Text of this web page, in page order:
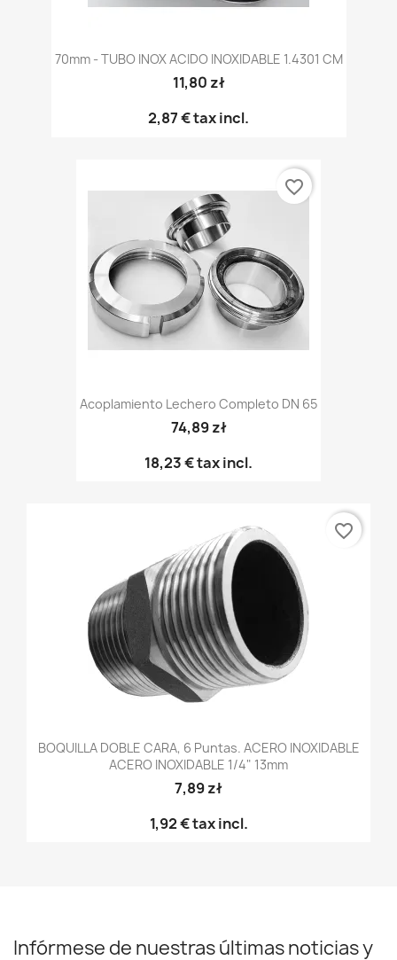
70mm - TUBO INOX ACIDO INOXIDABLE 1.4301 CM
11,80 zł
2,87 €tax incl.
Acoplamiento Lechero Completo DN 65
74,89 zł
18,23 €tax incl.
favorite_border
BOQUILLA DOBLE CARA, 6 Puntas. ACERO INOXIDABLE
ACERO INOXIDABLE 1/4" 13mm
7,89 zł
1,92 €tax incl.
favorite_border
Infórmese de nuestras últimas noticias y